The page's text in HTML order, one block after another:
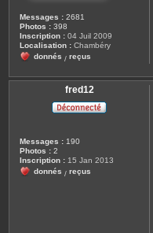
Messages : 2681
Photos : 398
Inscription : 04 Juil 2009
Localisation : Chambéry
donnés / reçus
fred12
Messages : 190
Photos : 2
Inscription : 15 Jan 2013
donnés / reçus